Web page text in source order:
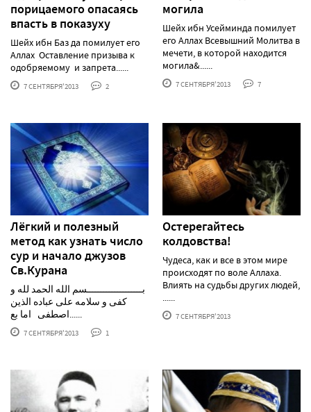
порицаемого опасаясь
впасть в показуху
Шейх ибн Баз да помилует его
Аллах Оставление призыва к
одобряемому и запрета......
7 СЕНТЯБРЯ'2013 2
могила
Шейх ибн Усейминда помилует
его Аллах Всевышний Молитва в
мечети, в которой находится
могила&......
7 СЕНТЯБРЯ'2013 7
Лёгкий и полезный
метод как узнать число
сур и начало джузов
Св.Курана
بــــــــــــــــــــسم الله الحمد لله و
كفى و سلامه على عباده الذين
اصطفى اما بع......
7 СЕНТЯБРЯ'2013 1
Остерегайтесь
колдовства!
Чудеса, как и все в этом мире
происходят по воле Аллаха.
Влиять на судьбы других людей,
......
7 СЕНТЯБРЯ'2013